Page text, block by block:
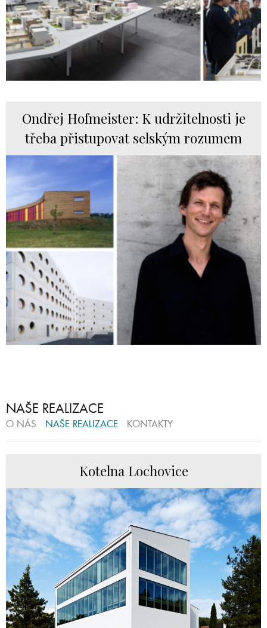
Ondřej Hofmeister: K udržitelnosti je
třeba přistupovat selským rozumem
NAŠE REALIZACE
O NÁS NAŠE REALIZACE KONTAKTY
Kotelna Lochovice